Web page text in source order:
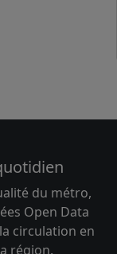
du métro,
Open Data
circulation en
région.